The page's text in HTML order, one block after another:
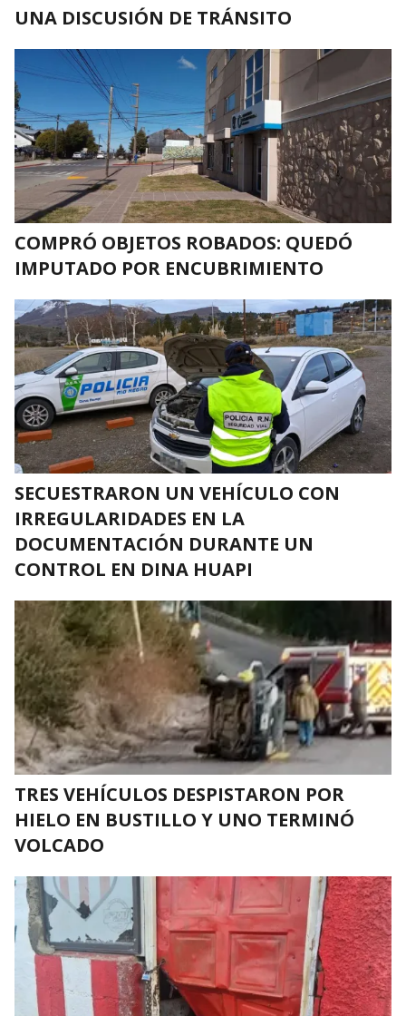
UNA DISCUSIÓN DE TRÁNSITO
COMPRÓ OBJETOS ROBADOS: QUEDÓ
IMPUTADO POR ENCUBRIMIENTO
SECUESTRARON UN VEHÍCULO CON
IRREGULARIDADES EN LA
DOCUMENTACIÓN DURANTE UN
CONTROL EN DINA HUAPI
TRES VEHÍCULOS DESPISTARON POR
HIELO EN BUSTILLO Y UNO TERMINÓ
VOLCADO